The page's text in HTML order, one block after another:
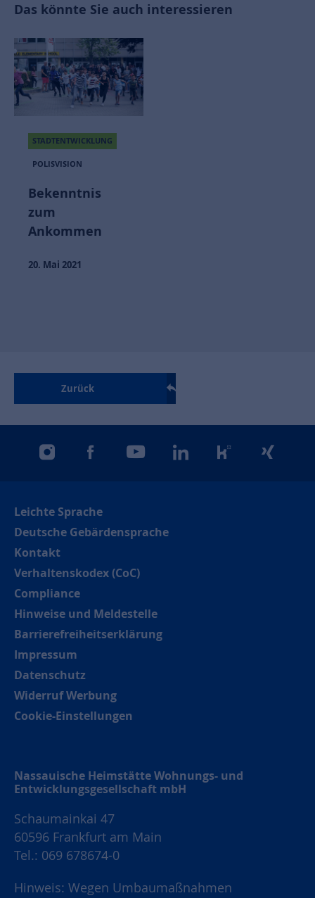
Das könnte Sie auch interessieren
STADTENTWICKLUNG
POLISVISION
Bekenntnis
zum
Ankommen
20. Mai 2021
Zurück
instagramfacebookyoutubelinkedinkununuxing
Leichte Sprache
Deutsche Gebärdensprache
Kontakt
Verhaltenskodex (CoC)
Compliance
Hinweise und Meldestelle
Barrierefreiheitserklärung
Impressum
Datenschutz
Widerruf Werbung
Cookie-Einstellungen
Nassauische Heimstätte Wohnungs- und
Entwicklungsgesellschaft mbH
Schaumainkai 47
60596 Frankfurt am Main
Tel.: 069 678674-0
Hinweis: Wegen Umbaumaßnahmen